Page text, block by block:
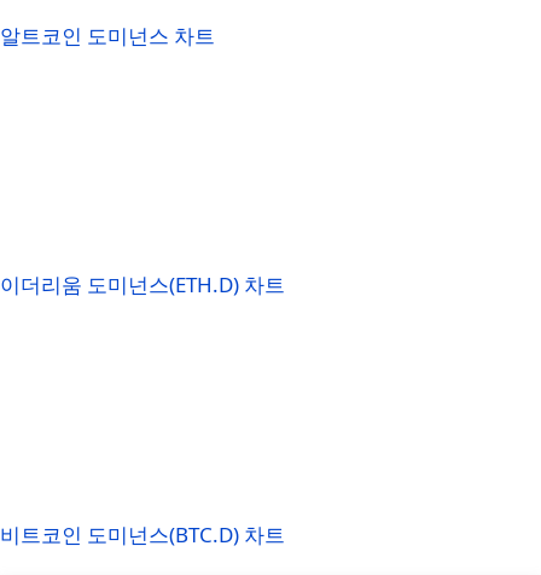
알트코인 도미넌스 차트
이더리움 도미넌스(ETH.D) 차트
비트코인 도미넌스(BTC.D) 차트